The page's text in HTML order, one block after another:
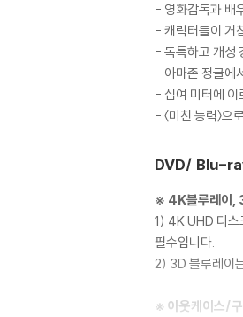
- 영화감독과 배
- 캐릭터들이 거
- 독특하고 개성
- 아마존 정글에
- 십여 미터에 이
- 〈미친 능력〉
DVD/ Blu-ray
※ 4K블루레이,
1) 4K UHD 디스
필수입니다.
2) 3D 블루레이
※ 아웃케이스/